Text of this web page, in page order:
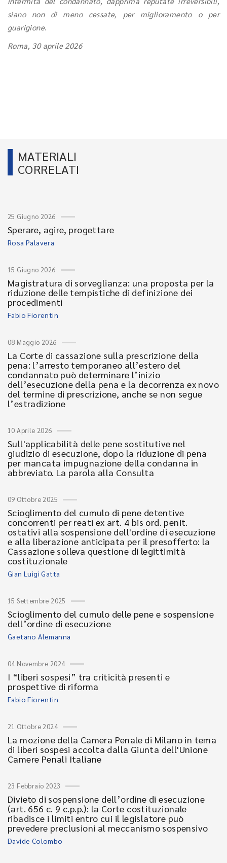
siano non di meno cessate, per miglioramento o per
guarigione.
Roma, 30 aprile 2026
MATERIALI
CORRELATI
25 Giugno 2026
Sperare, agire, progettare
Rosa Palavera
15 Giugno 2026
Magistratura di sorveglianza: una proposta per la
riduzione delle tempistiche di definizione dei
procedimenti
Fabio Fiorentin
08 Maggio 2026
La Corte di cassazione sulla prescrizione della
pena: l’arresto temporaneo all’estero del
condannato può determinare l’inizio
dell’esecuzione della pena e la decorrenza ex novo
del termine di prescrizione, anche se non segue
l’estradizione
10 Aprile 2026
Sull'applicabilità delle pene sostitutive nel
giudizio di esecuzione, dopo la riduzione di pena
per mancata impugnazione della condanna in
abbreviato. La parola alla Consulta
09 Ottobre 2025
Scioglimento del cumulo di pene detentive
concorrenti per reati ex art. 4 bis ord. penit.
ostativi alla sospensione dell'ordine di esecuzione
e alla liberazione anticipata per il presofferto: la
Cassazione solleva questione di legittimità
costituzionale
Gian Luigi Gatta
15 Settembre 2025
Scioglimento del cumulo delle pene e sospensione
dell’ordine di esecuzione
Gaetano Alemanna
04 Novembre 2024
I “liberi sospesi” tra criticità presenti e
prospettive di riforma
Fabio Fiorentin
21 Ottobre 2024
La mozione della Camera Penale di Milano in tema
di liberi sospesi accolta dalla Giunta dell'Unione
Camere Penali Italiane
23 Febbraio 2023
Divieto di sospensione dell’ordine di esecuzione
(art. 656 c. 9 c.p.p.): la Corte costituzionale
ribadisce i limiti entro cui il legislatore può
prevedere preclusioni al meccanismo sospensivo
Davide Colombo